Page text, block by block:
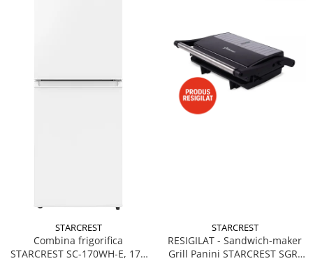
STARCREST
Combina frigorifica
STARCREST SC-170WH-E, 170
STARCREST
RESIGILAT - Sandwich-maker
Grill Panini STARCREST SGR-